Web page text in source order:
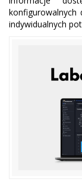
indywidualnych